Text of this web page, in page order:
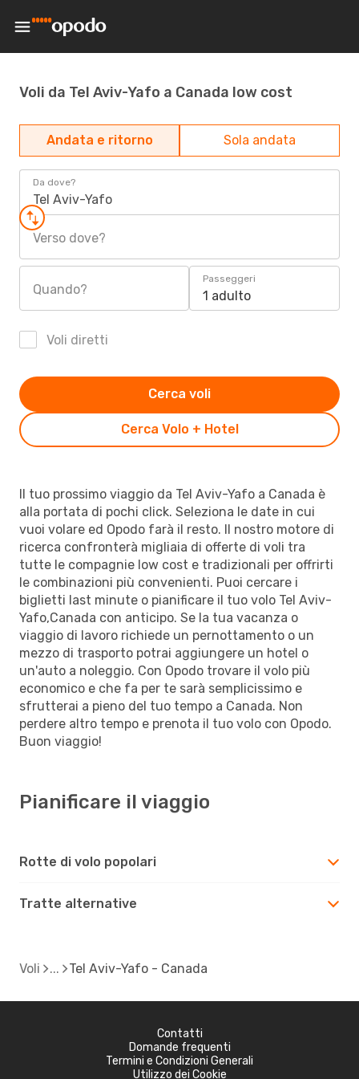
Voli da Tel Aviv-Yafo a Canada low cost
Andata e ritorno Sola andata
Da dove?
Tel Aviv-Yafo
Verso dove?
Quando?
Passeggeri
1 adulto
Voli diretti
Cerca Volo + Hotel
Cerca voli
Il tuo prossimo viaggio da Tel Aviv-Yafo a Canada è
alla portata di pochi click. Seleziona le date in cui
vuoi volare ed Opodo farà il resto. Il nostro motore di
ricerca confronterà migliaia di offerte di voli tra
tutte le compagnie low cost e tradizionali per offrirti
le combinazioni più convenienti. Puoi cercare i
biglietti last minute o pianificare il tuo volo Tel Aviv-
Yafo,Canada con anticipo. Se la tua vacanza o
viaggio di lavoro richiede un pernottamento o un
mezzo di trasporto potrai aggiungere un hotel o
un'auto a noleggio. Con Opodo trovare il volo più
economico e che fa per te sarà semplicissimo e
sfrutterai a pieno del tuo tempo a Canada. Non
perdere altro tempo e prenota il tuo volo con Opodo.
Buon viaggio!
Pianificare il viaggio
Rotte di volo popolari
Tratte alternative
Voli Tel Aviv-Yafo - Canada
Contatti
Domande frequenti
Termini e Condizioni Generali
Utilizzo dei Cookie